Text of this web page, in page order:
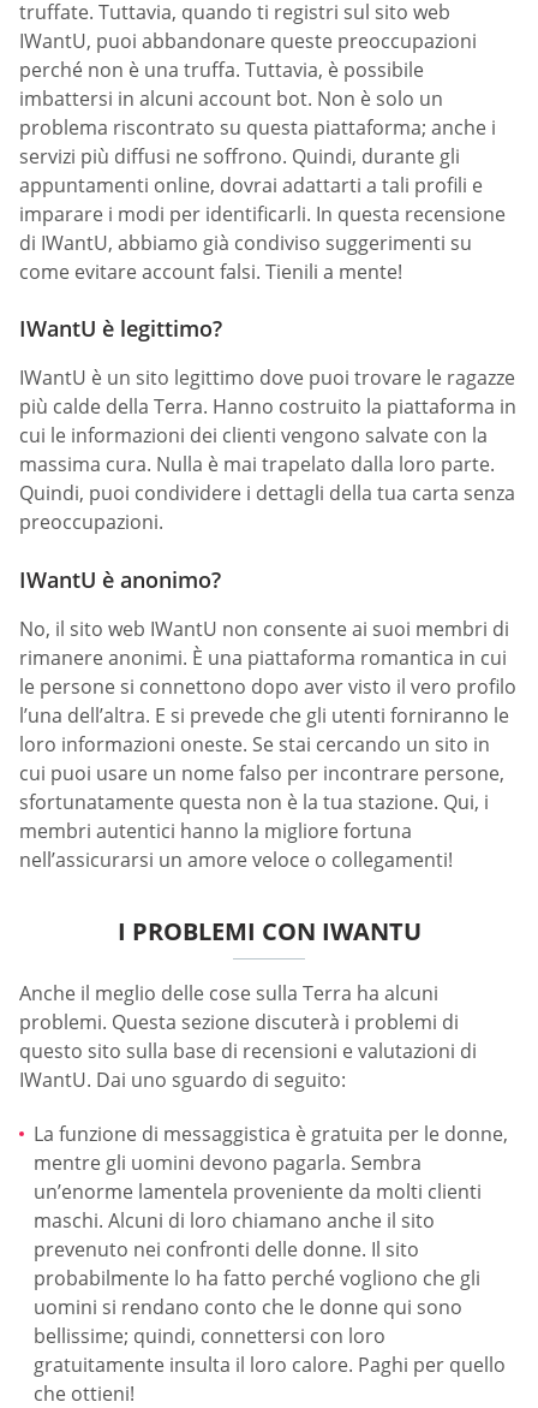
truffate. Tuttavia, quando ti registri sul sito web
IWantU, puoi abbandonare queste preoccupazioni
perché non è una truffa. Tuttavia, è possibile
imbattersi in alcuni account bot. Non è solo un
problema riscontrato su questa piattaforma; anche i
servizi più diffusi ne soffrono. Quindi, durante gli
appuntamenti online, dovrai adattarti a tali profili e
imparare i modi per identificarli. In questa recensione
di IWantU, abbiamo già condiviso suggerimenti su
come evitare account falsi. Tienili a mente!
IWantU è legittimo?
IWantU è un sito legittimo dove puoi trovare le ragazze
più calde della Terra. Hanno costruito la piattaforma in
cui le informazioni dei clienti vengono salvate con la
massima cura. Nulla è mai trapelato dalla loro parte.
Quindi, puoi condividere i dettagli della tua carta senza
preoccupazioni.
IWantU è anonimo?
No, il sito web IWantU non consente ai suoi membri di
rimanere anonimi. È una piattaforma romantica in cui
le persone si connettono dopo aver visto il vero profilo
l’una dell’altra. E si prevede che gli utenti forniranno le
loro informazioni oneste. Se stai cercando un sito in
cui puoi usare un nome falso per incontrare persone,
sfortunatamente questa non è la tua stazione. Qui, i
membri autentici hanno la migliore fortuna
nell’assicurarsi un amore veloce o collegamenti!
I PROBLEMI CON IWANTU
Anche il meglio delle cose sulla Terra ha alcuni
problemi. Questa sezione discuterà i problemi di
questo sito sulla base di recensioni e valutazioni di
IWantU. Dai uno sguardo di seguito:
La funzione di messaggistica è gratuita per le donne,
mentre gli uomini devono pagarla. Sembra
un’enorme lamentela proveniente da molti clienti
maschi. Alcuni di loro chiamano anche il sito
prevenuto nei confronti delle donne. Il sito
probabilmente lo ha fatto perché vogliono che gli
uomini si rendano conto che le donne qui sono
bellissime; quindi, connettersi con loro
gratuitamente insulta il loro calore. Paghi per quello
che ottieni!